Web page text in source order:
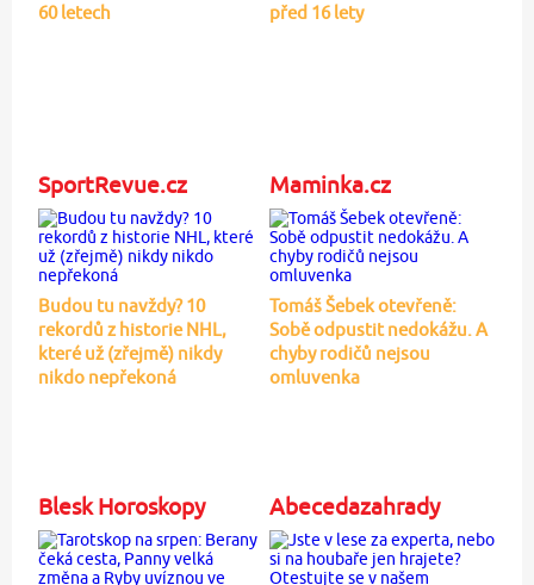
60 letech
před 16 lety
SportRevue.cz
Budou tu navždy? 10
rekordů z historie NHL,
které už (zřejmě) nikdy
nikdo nepřekoná
Maminka.cz
Tomáš Šebek otevřeně:
Sobě odpustit nedokážu. A
chyby rodičů nejsou
omluvenka
Blesk Horoskopy Abecedazahrady